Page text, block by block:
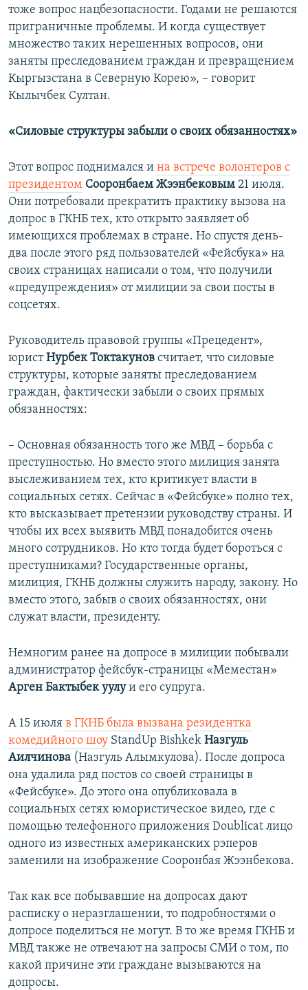
тоже вопрос нацбезопасности. Годами не решаются
приграничные проблемы. И когда существует
множество таких нерешенных вопросов, они
заняты преследованием граждан и превращением
Кыргызстана в Северную Корею», – говорит
Кылычбек Султан.
«Силовые структуры забыли о своих обязанностях»
Этот вопрос поднимался и на встрече волонтеров с
президентом Сооронбаем Жээнбековым 21 июля.
Они потребовали прекратить практику вызова на
допрос в ГКНБ тех, кто открыто заявляет об
имеющихся проблемах в стране. Но спустя день-
два после этого ряд пользователей «Фейсбука» на
своих страницах написали о том, что получили
«предупреждения» от милиции за свои посты в
соцсетях.
Руководитель правовой группы «Прецедент»,
юристНурбек Токтакунов считает, что силовые
структуры, которые заняты преследованием
граждан, фактически забыли о своих прямых
обязанностях:
– Основная обязанность того же МВД – борьба с
преступностью. Но вместо этого милиция занята
выслеживанием тех, кто критикует власти в
социальных сетях. Сейчас в «Фейсбуке» полно тех,
кто высказывает претензии руководству страны. И
чтобы их всех выявить МВД понадобится очень
много сотрудников. Но кто тогда будет бороться с
преступниками? Государственные органы,
милиция, ГКНБ должны служить народу, закону. Но
вместо этого, забыв о своих обязанностях, они
служат власти, президенту.
Немногим ранее на допросе в милиции побывали
администратор фейсбук-страницы «Меместан»
Арген Бактыбек уулуи его супруга.
А 15 июля в ГКНБ была вызвана резидентка
комедийного шоу StandUp Bishkek Назгуль
Аилчинова (Назгуль Алымкулова). После допроса
она удалила ряд постов со своей страницы в
«Фейсбуке». До этого она опубликовала в
социальных сетях юмористическое видео, где с
помощью телефонного приложения Doublicat лицо
одного из известных американских рэперов
заменили на изображение Сооронбая Жээнбекова.
Так как все побывавшие на допросах дают
расписку о неразглашении, то подробностями о
допросе поделиться не могут. В то же время ГКНБ и
МВД также не отвечают на запросы СМИ о том, по
какой причине эти граждане вызываются на
допросы.